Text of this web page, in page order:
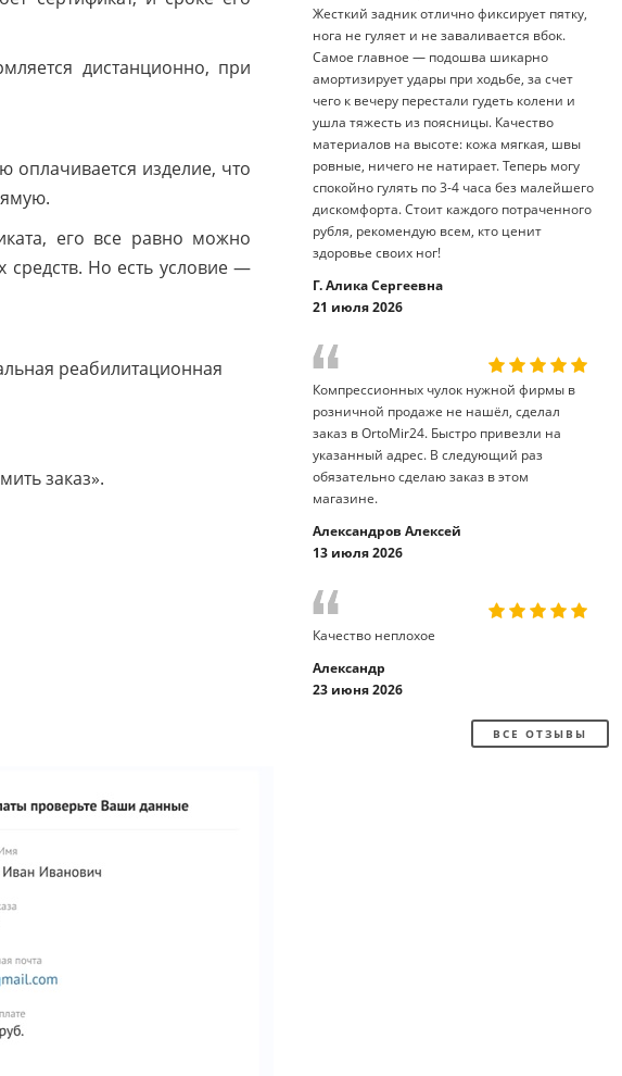
дистанционно, при
оплачивается изделие, что
его все равно можно
Но есть условие —
реабилитационная
заказ».
Жесткий задник отлично фиксирует пятку,
нога не гуляет и не заваливается вбок.
Самое главное — подошва шикарно
амортизирует удары при ходьбе, за счет
чего к вечеру перестали гудеть колени и
ушла тяжесть из поясницы. Качество
материалов на высоте: кожа мягкая, швы
ровные, ничего не натирает. Теперь могу
спокойно гулять по 3-4 часа без малейшего
дискомфорта. Стоит каждого потраченного
рубля, рекомендую всем, кто ценит
здоровье своих ног!
Г. Алика Сергеевна
21 июля 2026
Компрессионных чулок нужной фирмы в
розничной продаже не нашёл, сделал
заказ в OrtoMir24. Быстро привезли на
указанный адрес. В следующий раз
обязательно сделаю заказ в этом
магазине.
Александров Алексей
13 июля 2026
Качество неплохое
Александр
23 июня 2026
ВСЕ ОТЗЫВЫ